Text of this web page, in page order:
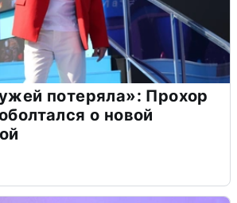
потеряла»: Прохор
о новой